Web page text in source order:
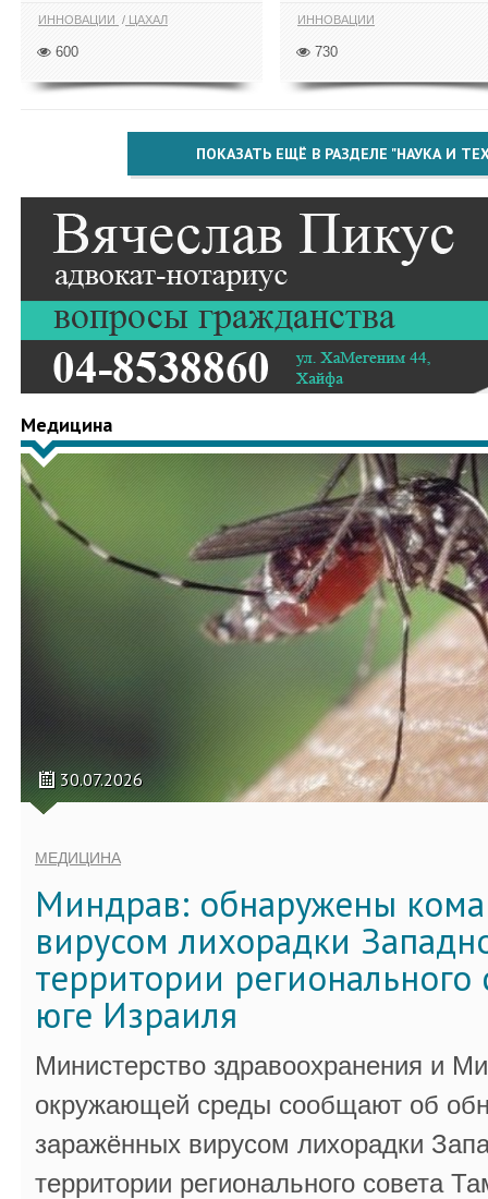
ИННОВАЦИИ ЦАХАЛ
600
ИННОВАЦИИ
730
ПОКАЗАТЬ ЕЩЁ В РАЗДЕЛЕ "НАУКА И
Медицина
30.07.2026
МЕДИЦИНА
Миндрав: обнаружены
вирусом лихорадки
территории регионального
юге Израиля
Министерство здравоохранения и
окружающей среды сообщают об
заражённых вирусом лихорадки
территории регионального совета